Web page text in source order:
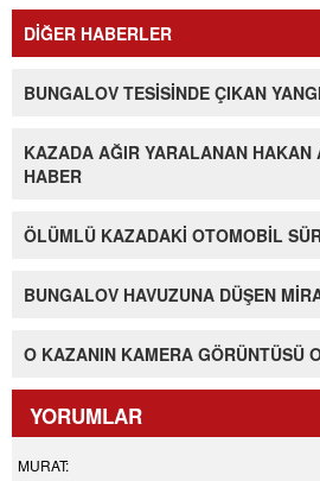
DİĞER HABERLER
BUNGALOV TESİSİNDE ÇIKAN
KAZADA AĞIR YARALANAN HAKAN
HABER
ÖLÜMLÜ KAZADAKİ OTOMOBİL
BUNGALOV HAVUZUNA DÜŞEN
O KAZANIN KAMERA GÖRÜNTÜSÜ
YORUMLAR
MURAT: